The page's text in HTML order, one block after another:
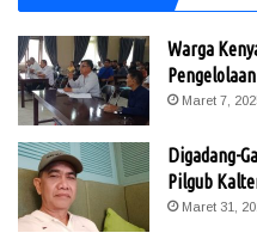
Warga
Maret 7,
Digadang-
Pilgub
Maret 31,